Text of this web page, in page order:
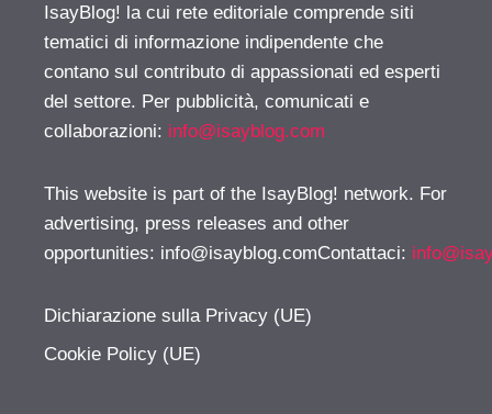
IsayBlog! la cui rete editoriale comprende siti
tematici di informazione indipendente che
contano sul contributo di appassionati ed esperti
del settore. Per pubblicità, comunicati e
collaborazioni: info@isayblog.com
This website is part of the IsayBlog! network. For
advertising, press releases and other
opportunities: info@isayblog.comContattaci:
Dichiarazione sulla Privacy (UE)
Cookie Policy (UE)